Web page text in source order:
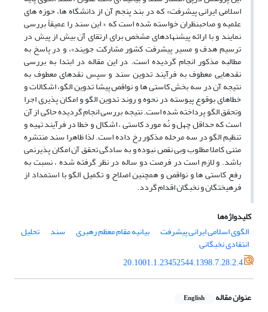
اسلامی ایرانی پیشرفت» که در بند پنجم آن از دانشگاه ها، حوزه های
علمیه و صاحبنظران خواسته شده است که « این سند را عمیقاً بررسی
نمایند و با ارائه پیشنهادهای مشخص برای ارتقای آن بیش از پیش در
ترسیم هدف و مسیر پیشرفت کشور مشارکت جویند»، و در پاسخ به
مطالبه مذکور انجام گردیده است. در این مقاله در ابتدا به بررسی
نقدهایی معطوف به فرآیند تدوین سند و سپس نقدهای معطوف به
نتیجه آن در سه بخش کاستی ها و نواقص پیشا تدوین الگو، اشکالات و
خطاهای بوقوع پیوسته در نحوه و روند تدوین الگو و امکان پذیری اجرا
وتحقق الگو پرداخته شده است. نتیجه بررسی انجام گردیده حاکی از آن
است که حداقل چهل و نُه مورد کاستی ، اشکال و خطا در فرآیند تهیه و
تنظیم الگو در سه مرحله مذکور رخ داده است. لذا ظاهرا سند منتشره
متنی کاملا مطلوب وبی نقص نبوده و به سادگی تحقق آن امکان پذیرنمی
باشد. و لازم است در فرصت دو ساله در نظر گرفته شده ، نسبت به
رفع کاستی ها و نواقص و همچنین اصلاح و تکمیل الگو با استمداد از
فرهیختگان و نخبگان اقدام گردد.
کلیدواژه‌ها
الگوی اسلامی ایرانی پیشرفت
بیانیه مقام معظم رهبری سند تحلیل
انتقادی نخبگانی
20.1001.1.23452544.1398.7.28.2.4
عنوان مقاله English